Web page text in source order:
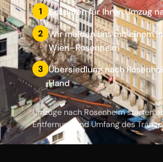
1
Eckdaten für Ihren Umzug
2 Wir melden uns mit einem
Wien–Rosenheim
3 Übersiedlung nach
Hand
Umzüge nach Rosenheim starten
Entfernung und Umfang des